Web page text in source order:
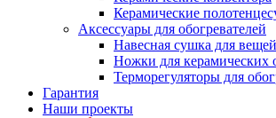
Керамические
Аксессуары для обогревателей
Навесная сушка для вещей
Ножки для керамических
Терморегуляторы для
Гарантия
Наши проекты